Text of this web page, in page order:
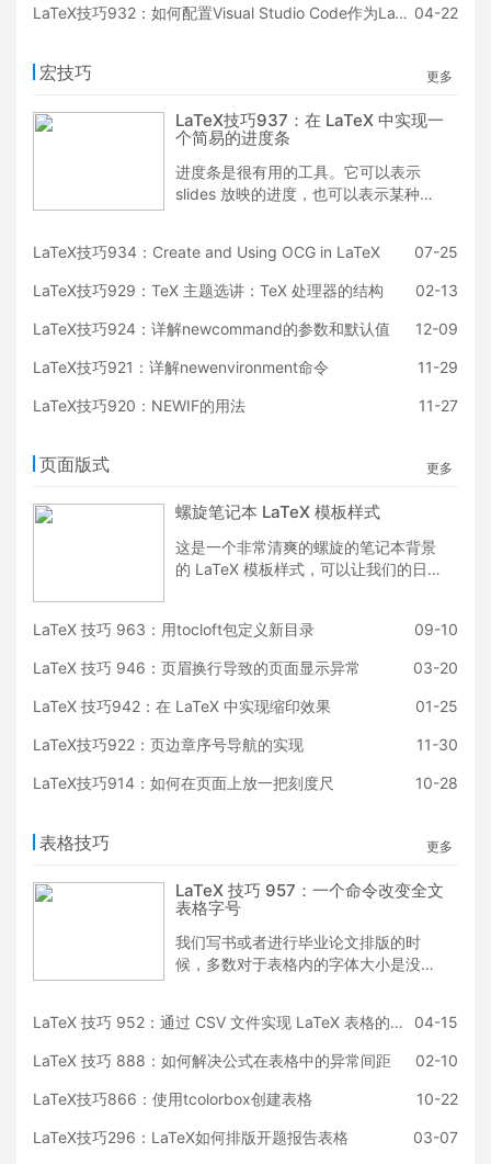
LaTeX技巧932：如何配置Visual Studio Code作为LaTeX编辑器[新版更新] 04-22
宏技巧 更多
LaTeX技巧937：在 LaTeX 中实现一
个简易的进度条
进度条是很有用的工具。它可以表示
slides 放映的进度，也可以表示某种技
如用一个进度条给所有技能一个统一的
标准去衡量。不仅美观，而且直观。
LaTeX技巧934：Create and Using OCG in LaTeX 07-25
LaTeX技巧929：TeX 主题选讲：TeX 处理器的结构 02-13
LaTeX技巧924：详解newcommand的参数和默认值 12-09
LaTeX技巧921：详解newenvironment命令 11-29
LaTeX技巧920：NEWIF的用法 11-27
页面版式 更多
螺旋笔记本 LaTeX 模板样式
这是一个非常清爽的螺旋的笔记本背景
的 LaTeX 模板样式，可以让我们的日
LaTeXing！~
LaTeX 技巧 963：用tocloft包定义新目录 09-10
LaTeX 技巧 946：页眉换行导致的页面显示异常 03-20
LaTeX 技巧942：在 LaTeX 中实现缩印效果 01-25
LaTeX技巧922：页边章序号导航的实现 11-30
LaTeX技巧914：如何在页面上放一把刻度尺 10-28
表格技巧 更多
LaTeX 技巧 957：一个命令改变全文
表格字号
我们写书或者进行毕业论文排版的时
候，多数对于表格内的字体大小是没有
大大的尴尬，很多用户会一个个表格找
到加一个命令比如\zihao{-5}（假设正
文是小四号）等等。更加悲催的是，编
辑说正文字体再小一号或者弄错了，应
体。
LaTeX 技巧 952：通过 CSV 文件实现 LaTeX 表格的制作 04-15
LaTeX 技巧 888：如何解决公式在表格中的异常间距 02-10
LaTeX技巧866：使用tcolorbox创建表格 10-22
LaTeX技巧296：LaTeX如何排版开题报告表格 03-07